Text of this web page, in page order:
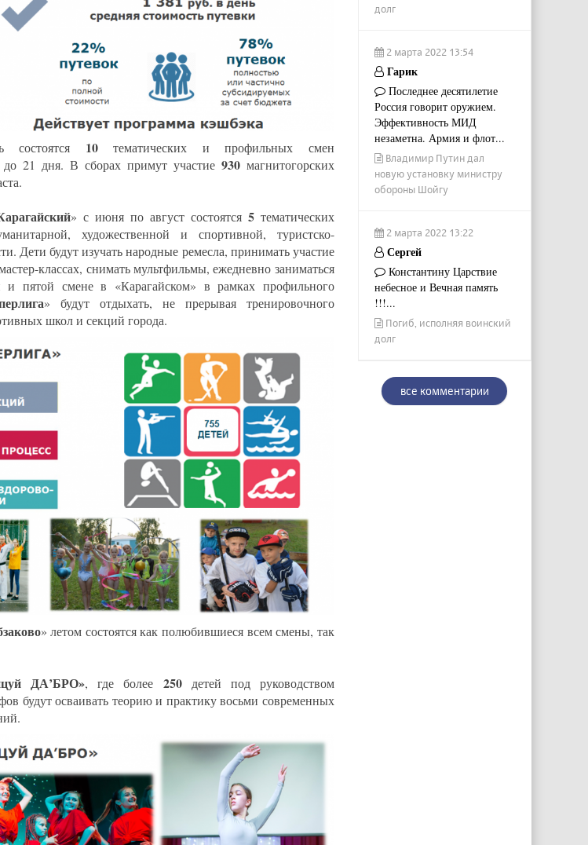
состоятся 10тематических и профильных смен
21 дня. В сборах примут участие 930 магнитогорских
» с июня по август состоятся 5 тематических
художественной и спортивной, туристско-
Дети будут изучать народные ремесла, принимать участие
классах, снимать мультфильмы, ежедневно заниматься
и пятой смене в «Карагайском» в рамках профильного
» будут отдыхать, не прерывая тренировочного
школ и секций города.
» летом состоятся как полюбившиеся всем смены, так
ДА’БРО», где более 250
детей под руководством
будут осваивать теорию и практику восьми современных
долг
2 марта 2022 13:54
Гарик
Последнее десятилетие
Россия говорит оружием.
Эффективность МИД
незаметна. Армия и флот...
Владимир Путин дал
новую установку министру
обороны Шойгу
2 марта 2022 13:22
Сергей
Константину Царствие
небесное и Вечная память
!!!...
Погиб, исполняя воинский
долг
все комментарии